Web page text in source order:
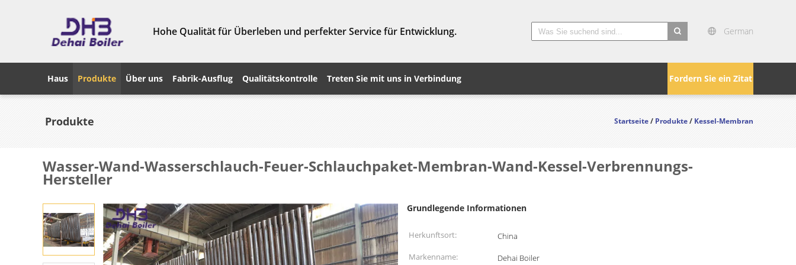
Hohe Qualität für Überleben und perfekter Service für Entwicklung. German
Fordern Sie ein Zitat
Haus Produkte Über uns Fabrik-Ausflug Qualitätskontrolle Treten Sie mit uns in Verbindung
Produkte Startseite/Produkte/Kessel-Membran
Wasser-Wand-Wasserschlauch-Feuer-Schlauchpaket-Membran-Wand-Kessel-Verbrennungs-
Hersteller
Grundlegende Informationen
Herkunftsort:
China
Markenname:
Dehai Boiler